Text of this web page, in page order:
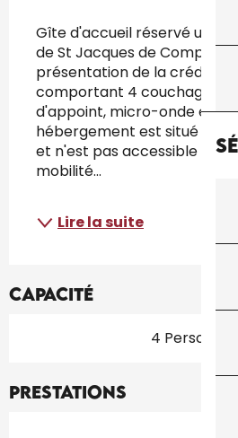
Gîte d'accueil réservé
de St Jacques de
présentation de la
comportant 4 couchages,
d'appoint, micro-onde et
hébergement est situé au
et n'est pas accessible aux
mobilité...
Lire la suite
Capacité
4
Prestations